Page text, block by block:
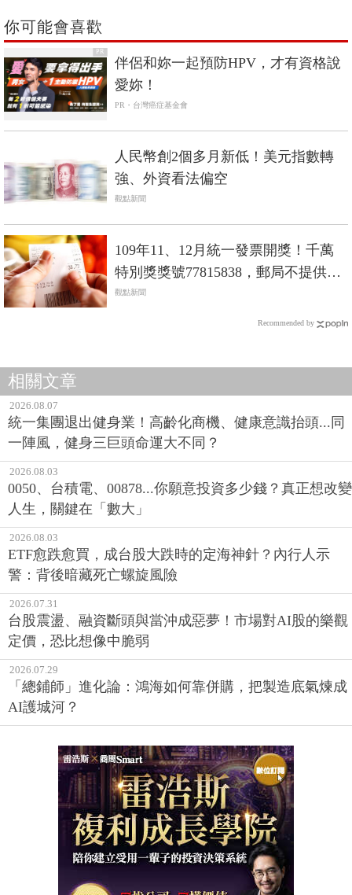
你可能會喜歡
PR
伴侶和妳一起預防HPV，才有資格說
愛妳！
PR・台灣癌症基金會
人民幣創2個多月新低！美元指數轉
強、外資看法偏空
觀點新聞
109年11、12月統一發票開獎！千萬
特別獎獎號77815838，郵局不提供兌
獎服務
觀點新聞
Recommended by
相關文章
2026.08.07
統一集團退出健身業！高齡化商機、健康意識抬頭...同
一陣風，健身三巨頭命運大不同？
2026.08.03
0050、台積電、00878...你願意投資多少錢？真正想改變
人生，關鍵在「數大」
2026.08.03
ETF愈跌愈買，成台股大跌時的定海神針？內行人示
警：背後暗藏死亡螺旋風險
2026.07.31
台股震盪、融資斷頭與當沖成惡夢！市場對AI股的樂觀
定價，恐比想像中脆弱
2026.07.29
「總鋪師」進化論：鴻海如何靠併購，把製造底氣煉成
AI護城河？